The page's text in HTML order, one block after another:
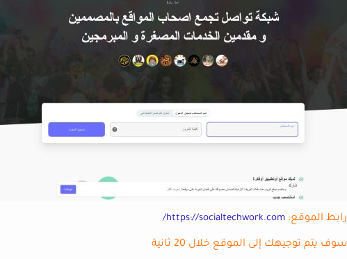
رابط الموقع: https://socialtechwork.com/
سوف يتم توجيهك إلى الموقع خلال 20 ثانية